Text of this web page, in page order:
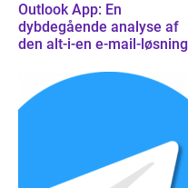
Outlook App: En
dybdegående analyse af
den alt-i-en e-mail-løsning